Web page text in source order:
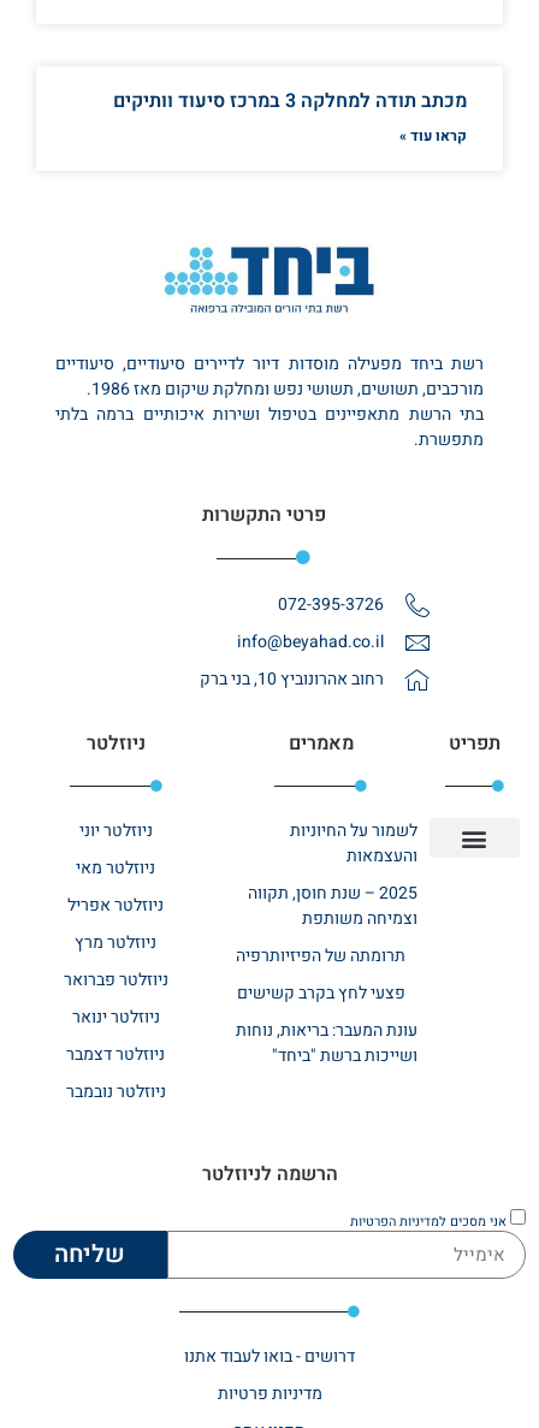
מכתב תודה למחלקה 3 במרכז סיעוד וותיקים
קראו עוד »
רשת ביחד מפעילה מוסדות דיור לדיירים סיעודיים, סיעודיים
מורכבים, תשושים, תשושי נפש ומחלקת שיקום מאז 1986.
בתי הרשת מתאפיינים בטיפול ושירות איכותיים ברמה בלתי
מתפשרת.
פרטי התקשרות
072-395-3726
info@beyahad.co.il
רחוב אהרונוביץ 10, בני ברק
תפריט מאמרים
לשמור על החיוניות
והעצמאות
2025 – שנת חוסן, תקווה
וצמיחה משותפת
תרומתה של הפיזיותרפיה
פצעי לחץ בקרב קשישים
עונת המעבר: בריאות, נוחות
ושייכות ברשת "ביחד"
ניוזלטר
ניוזלטר יוני
ניוזלטר מאי
ניוזלטר אפריל
ניוזלטר מרץ
ניוזלטר פברואר
ניוזלטר ינואר
ניוזלטר דצמבר
ניוזלטר נובמבר
הרשמה לניוזלטר
אני מסכים למדיניות הפרטיות
שליחה
דרושים - בואו לעבוד אתנו
מדיניות פרטיות